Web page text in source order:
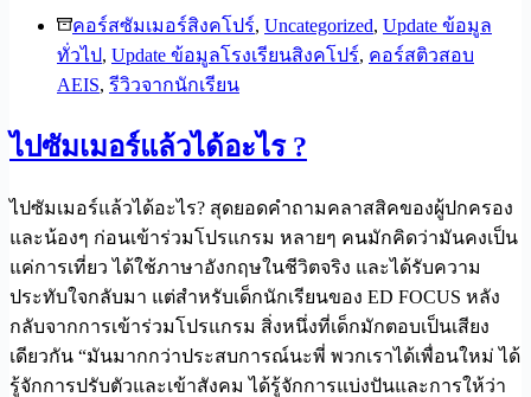
คอร์สซัมเมอร์สิงคโปร์, Uncategorized, Update ข้อมูล
ทั่วไป, Update ข้อมูลโรงเรียนสิงคโปร์, คอร์สติวสอบ
AEIS, รีวิวจากนักเรียน
ไปซัมเมอร์แล้วได้อะไร ?
ไปซัมเมอร์แล้วได้อะไร? สุดยอดคำถามคลาสสิคของผู้ปกครอง
และน้องๆ ก่อนเข้าร่วมโปรแกรม หลายๆ คนมักคิดว่ามันคงเป็น
แค่การเที่ยว ได้ใช้ภาษาอังกฤษในชีวิตจริง และได้รับความ
ประทับใจกลับมา แต่สำหรับเด็กนักเรียนของ ED FOCUS หลัง
กลับจากการเข้าร่วมโปรแกรม สิ่งหนึ่งที่เด็กมักตอบเป็นเสียง
เดียวกัน “มันมากกว่าประสบการณ์นะพี่ พวกเราได้เพื่อนใหม่ ได้
รู้จักการปรับตัวและเข้าสังคม ได้รู้จักการแบ่งปันและการให้ว่า